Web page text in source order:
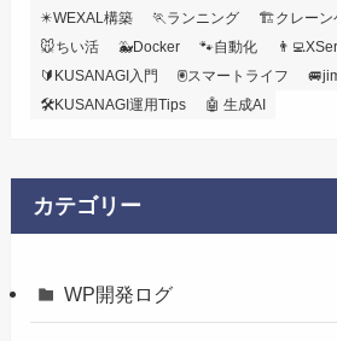
✴️WEXAL構築
🏃ランニング 🏗️クレーン
🐭ちい活
🐳Docker 🐾自動化
🔰KUSANAGI入門
🖲️スマートライフ
🛠KUSANAGI運用Tips
🤖 生成AI
カテゴリー
WP開発ログ